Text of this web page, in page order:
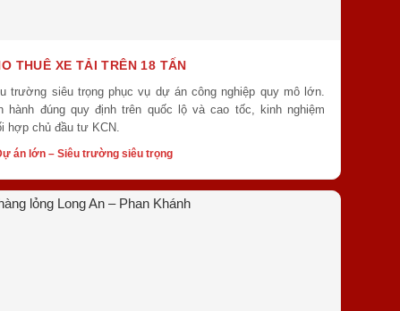
THUÊ XE TẢI TRÊN 18 TẤN
trường siêu trọng phục vụ dự án công nghiệp quy mô lớn.
hành đúng quy định trên quốc lộ và cao tốc, kinh nghiệm
hợp chủ đầu tư KCN.
án lớn – Siêu trường siêu trọng